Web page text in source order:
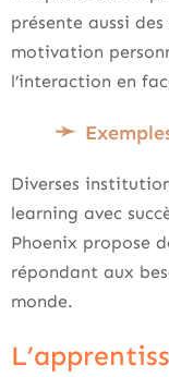
présente aussi
motivation
l’interaction en
Diverses
learning avec
Phoenix propose
répondant aux
monde.